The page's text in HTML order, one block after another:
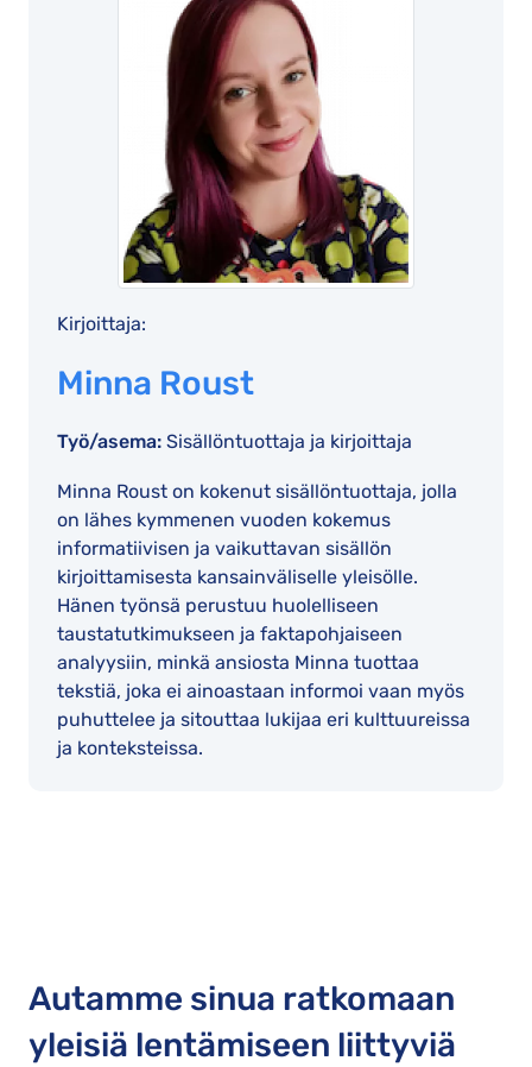
Kirjoittaja:
Minna Roust
Työ/asema: Sisällöntuottaja ja kirjoittaja
Minna Roust on kokenut sisällöntuottaja, jolla
on lähes kymmenen vuoden kokemus
informatiivisen ja vaikuttavan sisällön
kirjoittamisesta kansainväliselle yleisölle.
Hänen työnsä perustuu huolelliseen
taustatutkimukseen ja faktapohjaiseen
analyysiin, minkä ansiosta Minna tuottaa
tekstiä, joka ei ainoastaan informoi vaan myös
puhuttelee ja sitouttaa lukijaa eri kulttuureissa
ja konteksteissa.
Autamme sinua ratkomaan
yleisiä lentämiseen liittyviä